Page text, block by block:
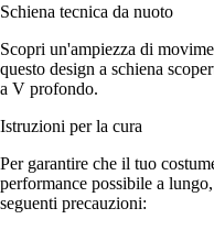
Schiena tecnica da nuoto
Scopri un'ampiezza di
questo design a schiena
a V profondo.
Istruzioni per la cura
Per garantire che il tuo
performance possibile a
seguenti precauzioni: